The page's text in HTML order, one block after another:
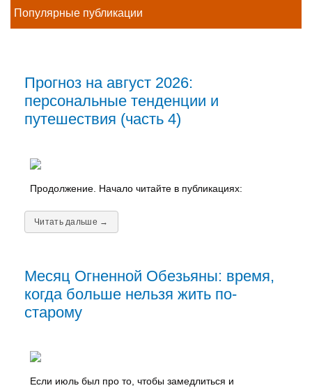
Популярные публикации
Прогноз на август 2026:
персональные тенденции и
путешествия (часть 4)
Продолжение. Начало читайте в публикациях:
Читать дальше →
Месяц Огненной Обезьяны: время,
когда больше нельзя жить по-
старому
Если июль был про то, чтобы замедлиться и